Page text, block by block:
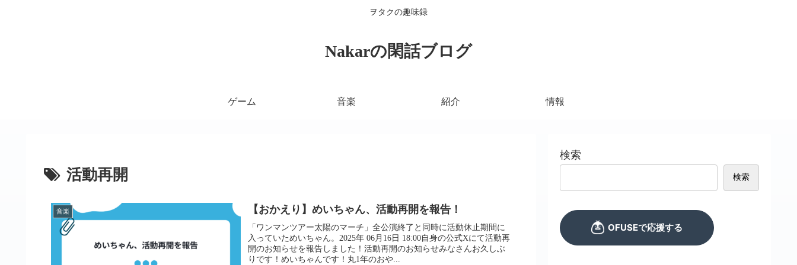
ヲタクの趣味録
Nakarの閑話ブログ
ゲーム 音楽 紹介 情報
活動再開
音楽 【おかえり】めいちゃん、活動再開を報告！
「ワンマンツアー太陽のマーチ」全公演終了と同時に活動休止期間に
入っていためいちゃん。2025年 06月16日 18:00自身の公式Xにて活動再
開のお知らせを報告しました！活動再開のお知らせみなさんお久しぶ
りです！めいちゃんです！丸1年のおや...
検索
検索